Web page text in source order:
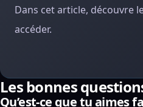
Dans cet article, découvre
accéder.
Les bonnes
Qu’est-ce que tu aimes